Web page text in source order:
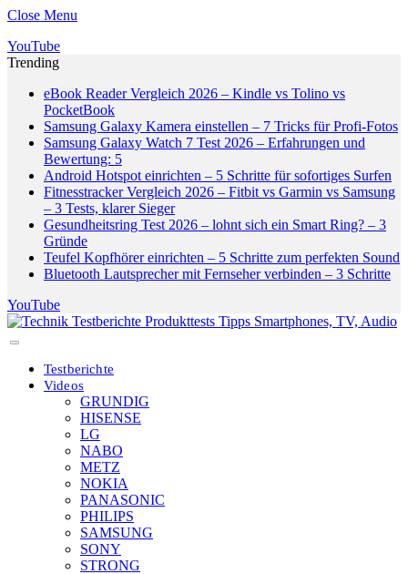
Close Menu
YouTube
Trending
eBook Reader Vergleich 2026 – Kindle vs Tolino vs
PocketBook
Samsung Galaxy Kamera einstellen – 7 Tricks für Profi-Fotos
Samsung Galaxy Watch 7 Test 2026 – Erfahrungen und
Bewertung: 5
Android Hotspot einrichten – 5 Schritte für sofortiges Surfen
Fitnesstracker Vergleich 2026 – Fitbit vs Garmin vs Samsung
– 3 Tests, klarer Sieger
Gesundheitsring Test 2026 – lohnt sich ein Smart Ring? – 3
Gründe
Teufel Kopfhörer einrichten – 5 Schritte zum perfekten Sound
Bluetooth Lautsprecher mit Fernseher verbinden – 3 Schritte
YouTube
Testberichte
Videos
GRUNDIG
HISENSE
LG
NABO
METZ
NOKIA
PANASONIC
PHILIPS
SAMSUNG
SONY
STRONG